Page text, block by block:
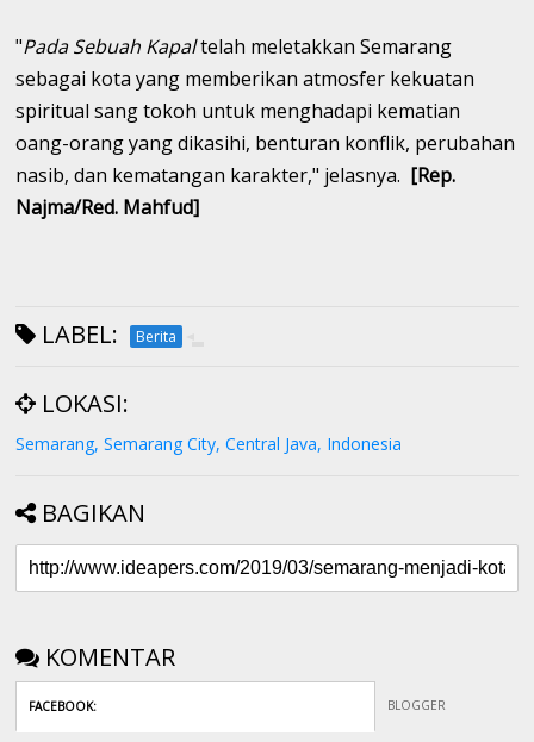
"Pada Sebuah Kapaltelah meletakkan Semarang
sebagai kota yang memberikan atmosfer kekuatan
spiritual sang tokoh untuk menghadapi kematian
oang-orang yang dikasihi, benturan konflik, perubahan
nasib, dan kematangan karakter," jelasnya. [Rep.
Najma/Red. Mahfud]
LABEL: Berita
LOKASI:
Semarang, Semarang City, Central Java, Indonesia
BAGIKAN
KOMENTAR
FACEBOOK: BLOGGER